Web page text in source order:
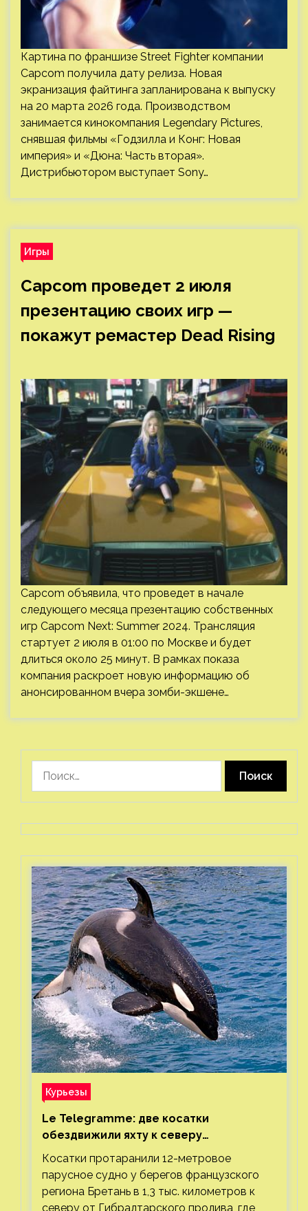
Картина по франшизе Street Fighter компании
Capcom получила дату релиза. Новая
экранизация файтинга запланирована к выпуску
на 20 марта 2026 года. Производством
занимается кинокомпания Legendary Pictures,
снявшая фильмы «Годзилла и Конг: Новая
империя» и «Дюна: Часть вторая».
Дистрибьютором выступает Sony…
Игры
Capcom проведет 2 июля
презентацию своих игр —
покажут ремастер Dead Rising
Capcom объявила, что проведет в начале
следующего месяца презентацию собственных
игр Capcom Next: Summer 2024. Трансляция
стартует 2 июля в 01:00 по Москве и будет
длиться около 25 минут. В рамках показа
компания раскроет новую информацию об
анонсированном вчера зомби-экшене…
Курьезы
Le Telegramme: две косатки
обездвижили яхту к северу
от Гибралтарского пролива
Косатки протаранили 12-метровое
парусное судно у берегов французского
региона Бретань в 1,3 тыс. километров к
северу от Гибралтарского пролива, где